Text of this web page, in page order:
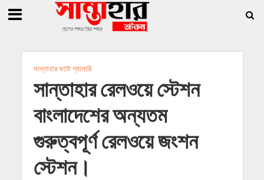
জিললুর, সাধারণ সম্পাদক সোহাগ » সান্তাহারে হেরোইনসহ যুবক গ্রেফতার
সান্তাহার ফটো গ্যালারি
সান্তাহার রেলওয়ে স্টেশন
বাংলাদেশের অন্যতম
গুরুত্বপূর্ণ রেলওয়ে জংশন
স্টেশন।